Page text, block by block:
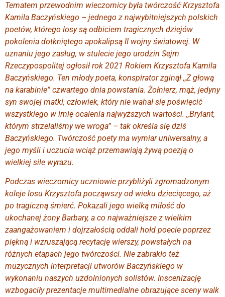
Tematem przewodnim wieczornicy była twórczość Krzysztofa
Kamila Baczyńskiego – jednego z najwybitniejszych polskich
poetów, którego losy są odbiciem tragicznych dziejów
pokolenia dotkniętego apokalipsą II wojny światowej. W
uznaniu jego zasług, w stulecie jego urodzin Sejm
Rzeczypospolitej ogłosił rok 2021 Rokiem Krzysztofa Kamila
Baczyńskiego. Ten młody poeta, konspirator zginął ,,Z głową
na karabinie” czwartego dnia powstania. Żołnierz, mąż, jedyny
syn swojej matki, człowiek, który nie wahał się poświęcić
wszystkiego w imię ocalenia najwyższych wartości. ,,Brylant,
którym strzelaliśmy we wroga” – tak określa się dziś
Baczyńskiego. Twórczość poety ma wymiar uniwersalny, a
jego myśli i uczucia wciąż przemawiają żywą poezją o
wielkiej sile wyrazu.
Podczas wieczornicy uczniowie przybliżyli zgromadzonym
koleje losu Krzysztofa począwszy od wieku dziecięcego, aż
po tragiczną śmierć. Pokazali jego wielką miłość do
ukochanej żony Barbary, a co najważniejsze z wielkim
zaangażowaniem i dojrzałością oddali hołd poecie poprzez
piękną i wzruszającą recytację wierszy, powstałych na
różnych etapach jego twórczości. Nie zabrakło też
muzycznych interpretacji utworów Baczyńskiego w
wykonaniu naszych uzdolnionych solistów. Inscenizację
wzbogaciły prezentacje multimedialne obrazujące sceny walk